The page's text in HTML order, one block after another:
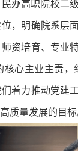
办高职院校二
，明确院系层
资培育、专业
心主业主责
着力推动党建
质量发展的目标